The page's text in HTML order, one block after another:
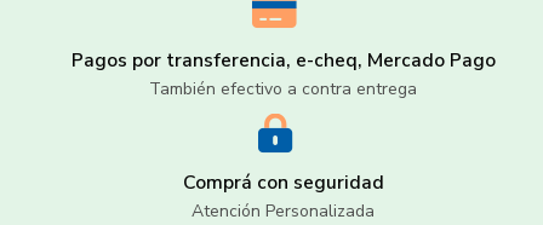
Pagos por transferencia, e-cheq, Mercado Pago
También efectivo a contra entrega
Comprá con seguridad
Atención Personalizada